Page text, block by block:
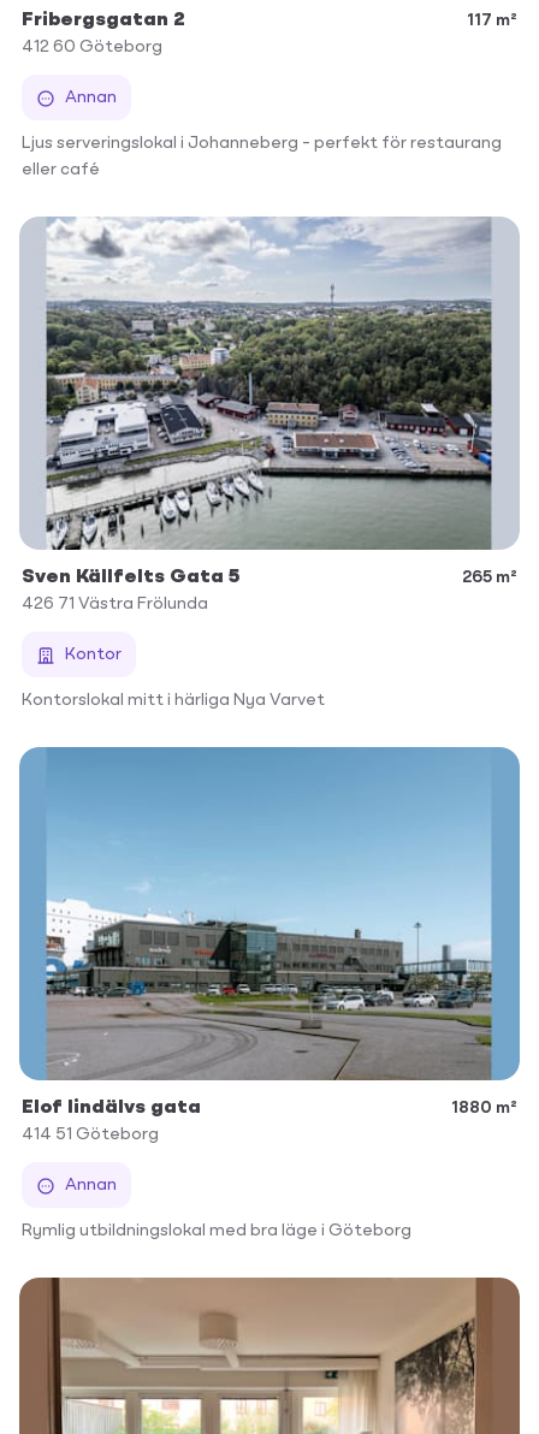
Fribergsgatan 2
117 m²
412 60 Göteborg
Annan
Ljus serveringslokal i Johanneberg – perfekt för restaurang
eller café
Sven Källfelts Gata 5
265 m²
426 71 Västra Frölunda
Kontor
Kontorslokal mitt i härliga Nya Varvet
Elof lindälvs gata
1880 m²
414 51 Göteborg
Annan
Rymlig utbildningslokal med bra läge i Göteborg